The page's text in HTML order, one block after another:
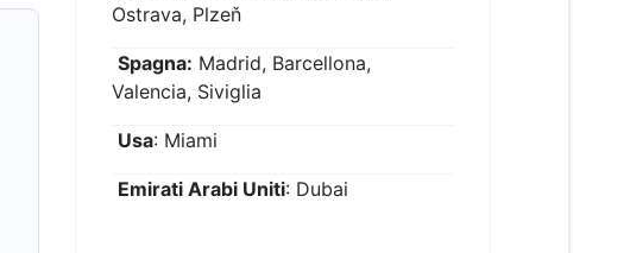
Ostrava, Plzeň
Spagna: Madrid, Barcellona,
Valencia, Siviglia
Usa: Miami
Emirati Arabi Uniti: Dubai